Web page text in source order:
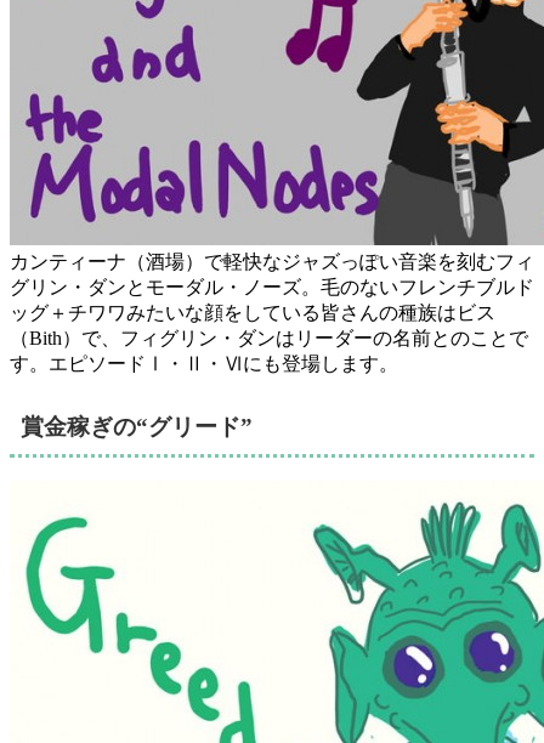
カンティーナ（酒場）で軽快なジャズっぽい音楽を刻むフィ
グリン・ダンとモーダル・ノーズ。毛のないフレンチブルド
ッグ＋チワワみたいな顔をしている皆さんの種族はビス
（Bith）で、フィグリン・ダンはリーダーの名前とのことで
す。エピソードⅠ・Ⅱ・Ⅵにも登場します。
賞金稼ぎの“グリード”